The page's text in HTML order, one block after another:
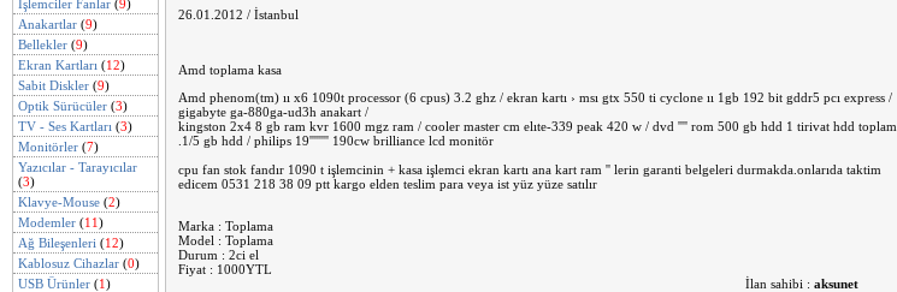
İşlemciler Fanlar (9)
Anakartlar (9)
Bellekler (9)
Ekran Kartları (12)
Sabit Diskler (9)
Optik Sürücüler (3)
TV - Ses Kartları (3)
Monitörler (7)
Yazıcılar - Tarayıcılar
(3)
Klavye-Mouse (2)
Modemler (11)
Ağ Bileşenleri (12)
Kablosuz Cihazlar (0)
USB Ürünler (1)
26.01.2012 / İstanbul
Amd toplama kasa
Amd phenom(tm) ıı x6 1090t processor (6 cpus) 3.2 ghz / ekran kartı › msı gtx 550 ti cyclone ıı 1gb 192 bit gddr5 pcı express /
gigabyte ga-880ga-ud3h anakart /
kingston 2x4 8 gb ram kvr 1600 mgz ram / cooler master cm elıte-339 peak 420 w / dvd '''' rom 500 gb hdd 1 tirivat hdd toplam
.1/5 gb hdd / philips 19'''''''' 190cw brilliance lcd monitör
cpu fan stok fandır 1090 t işlemcinin + kasa işlemci ekran kartı ana kart ram '' lerin garanti belgeleri durmakda.onlarıda taktim
edicem 0531 218 38 09 ptt kargo elden teslim para veya ist yüz yüze satılır
Marka : Toplama
Model : Toplama
Durum : 2ci el
Fiyat : 1000YTL
İlan sahibi : aksunet